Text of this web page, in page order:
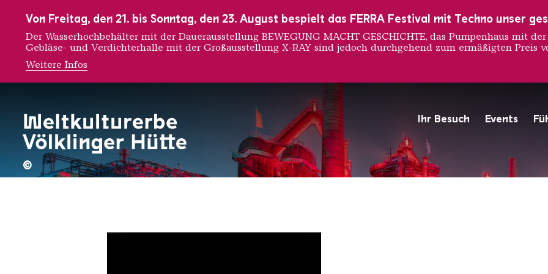
Ihr Besuch Events
Nick VeaseyHochofengruppe in Rot
Copyright: Weltkulturerbe
©
Von Freitag, den 21. bis Sonntag, den 23. August bespielt das FERRA Festival mit Techno unser
Der Wasserhochbehälter mit der Dauerausstellung BEWEGUNG MACHT GESCHICHTE, das Pumpenhaus mit
Gebläse- und Verdichterhalle mit der Großausstellung X-RAY sind jedoch durchgehend zum ermäßigten Preis
Weitere Infos